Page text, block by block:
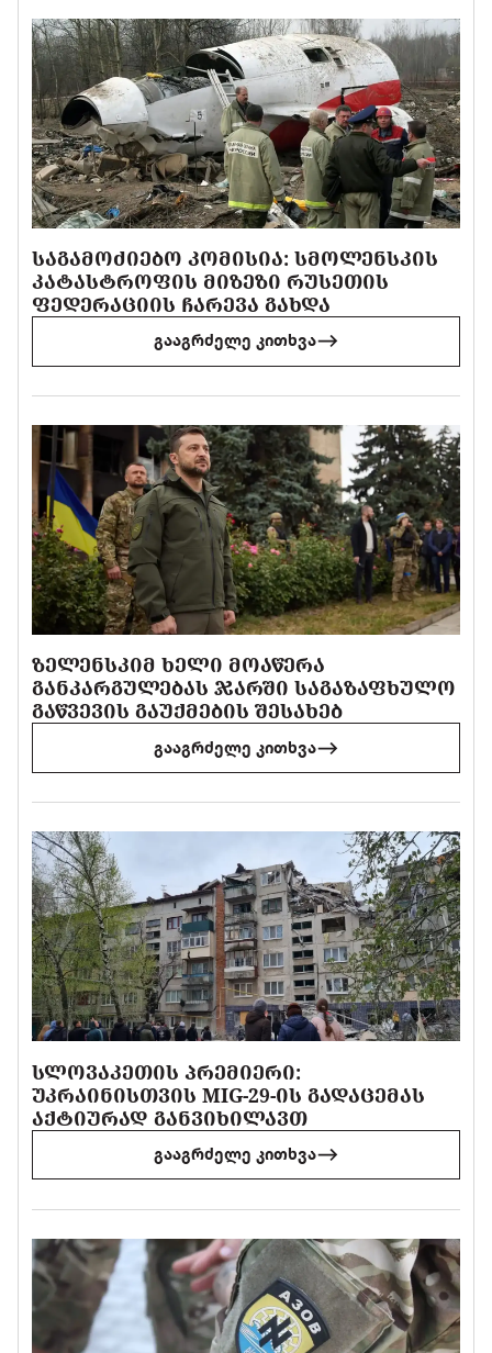
ᲡᲐᲒᲐᲛᲝᲫᲘᲔᲑᲝ ᲙᲝᲛᲘᲡᲘᲐ: ᲡᲛᲝᲚᲔᲜᲡᲙᲘᲡ
ᲙᲐᲢᲐᲡᲢᲠᲝᲤᲘᲡ ᲛᲘᲖᲔᲖᲘ ᲠᲣᲡᲔᲗᲘᲡ
ᲤᲔᲓᲔᲠᲐᲪᲘᲘᲡ ᲩᲐᲠᲔᲕᲐ ᲒᲐᲮᲓᲐ
გააგრძელე კითხვა
ᲖᲔᲚᲔᲜᲡᲙᲘᲛ ᲮᲔᲚᲘ ᲛᲝᲐᲬᲔᲠᲐ
ᲒᲐᲜᲙᲐᲠᲒᲣᲚᲔᲑᲐᲡ ᲯᲐᲠᲨᲘ ᲡᲐᲒᲐᲖᲐᲤᲮᲣᲚᲝ
ᲒᲐᲬᲕᲔᲕᲘᲡ ᲒᲐᲣᲥᲛᲔᲑᲘᲡ ᲨᲔᲡᲐᲮᲔᲑ
გააგრძელე კითხვა
ᲡᲚᲝᲕᲐᲙᲔᲗᲘᲡ ᲞᲠᲔᲛᲘᲔᲠᲘ:
ᲣᲙᲠᲐᲘᲜᲘᲡᲗᲕᲘᲡ MIG-29-ᲘᲡ ᲒᲐᲓᲐᲪᲔᲛᲐᲡ
ᲐᲥᲢᲘᲣᲠᲐᲓ ᲒᲐᲜᲕᲘᲮᲘᲚᲐᲕᲗ
გააგრძელე კითხვა